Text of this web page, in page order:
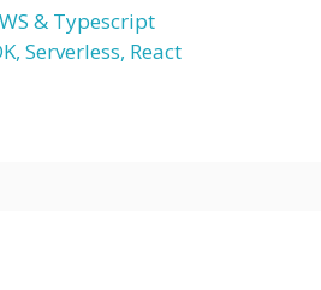
& Typescript
Serverless, React